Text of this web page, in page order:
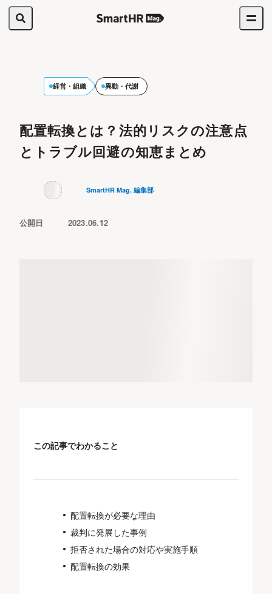
経営・組織 異動・代謝
配置転換とは？法的リスクの注意点
とトラブル回避の知恵まとめ
SmartHR Mag. 編集部
公開日 2023.06.12
この記事でわかること
配置転換が必要な理由
裁判に発展した事例
拒否された場合の対応や実施手順
配置転換の効果